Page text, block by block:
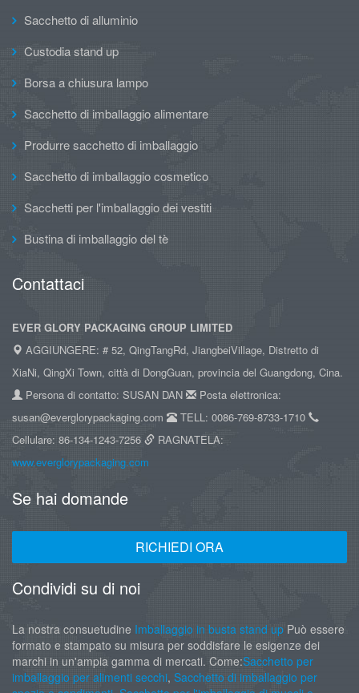
Sacchetto di alluminio
Custodia stand up
Borsa a chiusura lampo
Sacchetto di imballaggio alimentare
Produrre sacchetto di imballaggio
Sacchetto di imballaggio cosmetico
Sacchetti per l'imballaggio dei vestiti
Bustina di imballaggio del tè
Contattaci
EVER GLORY PACKAGING GROUP LIMITED
AGGIUNGERE: # 52, QingTangRd, JiangbeiVillage, Distretto di
XiaNi, QingXi Town, città di DongGuan, provincia del Guangdong, Cina.
Persona di contatto: SUSAN DAN
Posta elettronica:
susan@everglorypackaging.com
TELL: 0086-769-8733-1710
Cellulare: 86-134-1243-7256
RAGNATELA:
www.everglorypackaging.com
Se hai domande
RICHIEDI ORA
Condividi su di noi
La nostra consuetudine Imballaggio in busta stand up Può essere
formato e stampato su misura per soddisfare le esigenze dei
marchi in un'ampia gamma di mercati. Come:Sacchetto per
imballaggio per alimenti secchi, Sacchetto di imballaggio per